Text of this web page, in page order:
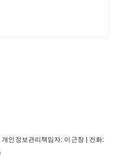
인정보관리책임자: 이근창 | 전화: